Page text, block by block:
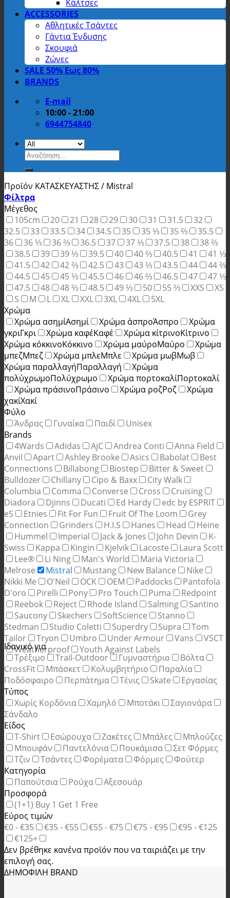
Κάλτσες
ACCESSORIES
Αθλητικές Τσάντες
Γάντια Ένδυσης
Σκουφιά
Ζώνες
SALE 50% Εως 80%
BRANDS
E-mail
10:00 - 21:00
6944754840
Αναζήτηση
για:
Προϊόν ΚΑΤΑΣΚΕΥΑΣΤΗΣ/ Mistral
Φίλτρα
Μέγεθος
105cm
20 21 28 29 30 31 31.5
32
32.5
33 33.5 34 34.5 35 35 ⅓ 35 ⅔
35.5
36
36 ⅓ 36 ⅔ 36.5 37 37 ⅓ 37.5 38
38 ⅔
38.5
39 39 ⅓ 39.5 40 40 ⅔ 40.5 41
41 ⅓
41.5
42 42 ⅔ 42.5 43 43 ⅓ 43.5 44
44 ⅔
44.5
45 45 ⅓ 45.5 46 46 ⅔ 46.5 47
47 ⅓
47.5
48 48 ⅔ 48.5 49 ⅓ 50 55 ⅔ XXS
XS
S
M L XL XXL 3XL 4XL
5XL
Χρώμα
Χρώμα ασημίΑσημί Χρώμα άσπροΆσπρο
Χρώμα
γκριΓκρι Χρώμα καφέΚαφέ Χρώμα κίτρινοΚίτρινο
Χρώμα κόκκινοΚόκκινο Χρώμα μαύροΜαύρο
Χρώμα
μπεζΜπεζ Χρώμα μπλεΜπλε Χρώμα μωβΜωβ
Χρώμα παραλλαγήΠαραλλαγή
Χρώμα
πολύχρωμοΠολύχρωμο Χρώμα πορτοκαλίΠορτοκαλί
Χρώμα πράσινοΠράσινο Χρώμα ροζΡοζ
Χρώμα
χακίΧακί
Φύλο
Άνδρας
Γυναίκα Παιδί
Unisex
Brands
4Wards
Adidas AjC Andrea Conti
Anna Field
Anvil
Apart Ashley Brooke Asics Babolat
Best
Connections
Billabong Biostep
Bitter & Sweet
Bulldozer
Chillany Cipo & Baxx
City Walk
Columbia
Comma Converse Cross
Cruising
Diadora
Djinns Ducati Ed Hardy
edc by ESPRIT
eS
Etnies Fit For Fun Fruit Of The Loom
Grey
Connection
Grinders H.I.S Hanes Head
Heine
Hummel
Imperial Jack & Jones John Devin
K-
Swiss
Kappa Kingin Kjelvik Lacoste
Laura Scott
Lee®
Li Ning Man's World
Maria Victoria
Melrose
Mistral Mustang New Balance
Nike
Nikki Me
O'Neil OCK OEM Paddocks
Pantofola
D'oro
Pirelli Pony Pro Touch Puma
Redpoint
Reebok
Reject Rhode Island Salming
Santino
Saucony
Skechers SoftScience
Stanno
Stedman
Studio Coletti Superdry Supra
Tom
Tailor
Tryon Umbro Under Armour Vans
VSCT
Weatherproof
Youth Against Labels
Ιδανικό για
Τρέξιμο
Trail-Outdoor Γυμναστήριο
Βόλτα
CrossFit
Μπάσκετ Κολυμβητήριο
Παραλία
Ποδόσφαιρο
Περπάτημα Τένις Skate
Εργασίας
Τύπος
Χωρίς Κορδόνια
Χαμηλό Μποτάκι
Σαγιονάρα
Σάνδαλο
Είδος
T-Shirt
Εσώρουχα Ζακέτες Μπάλες
Μπλούζες
Μπουφάν
Παντελόνια Πουκάμισα
Σετ Φόρμες
Τζιν
Τσάντες Φορέματα Φόρμες
Φούτερ
Κατηγορία
Παπούτσια
Ρούχα
Αξεσουάρ
Προσφορά
(1+1) Buy 1 Get 1 Free
Εύρος τιμών
€0 - €35
€35 - €55 €55 - €75 €75 - €95
€95 - €125
€125+
Δεν βρέθηκε κανένα προϊόν που να ταιριάζει με την
επιλογή σας.
ΔΗΜΟΦΙΛΗ BRAND